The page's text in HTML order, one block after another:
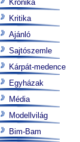
Krónika
Kritika
Ajánló
Sajtószemle
Kárpát-medence
Egyházak
Média
Modellvilág
Bim-Bam